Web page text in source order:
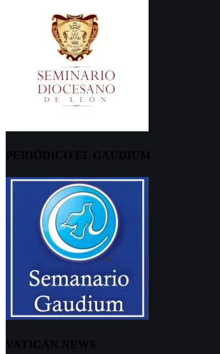
PERIÓDICO EL GAUDIUM
VATICAN NEWS